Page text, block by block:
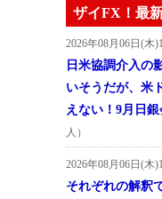
ザイFX！最
2026年08月06日(木
日米協調介入の
いそうだが、米
えない！9月日
人）
2026年08月06日(木
それぞれの解釈